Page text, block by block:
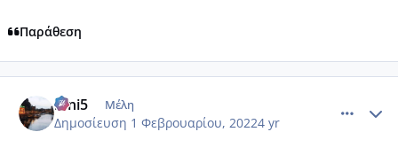
Παράθεση
irini5 Μέλη
Δημοσίευση 1 Φεβρουαρίου, 20224 yr